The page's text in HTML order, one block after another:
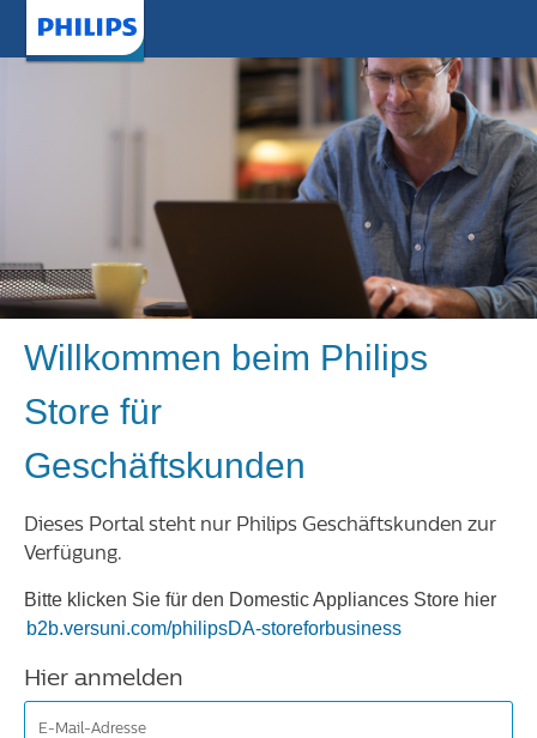
Willkommen beim Philips
Store für
Geschäftskunden
Dieses Portal steht nur Philips Geschäftskunden zur
Verfügung.
Bitte klicken Sie für den Domestic Appliances Store hier
b2b.versuni.com/philipsDA-storeforbusiness
Hier anmelden
E-Mail-Adresse